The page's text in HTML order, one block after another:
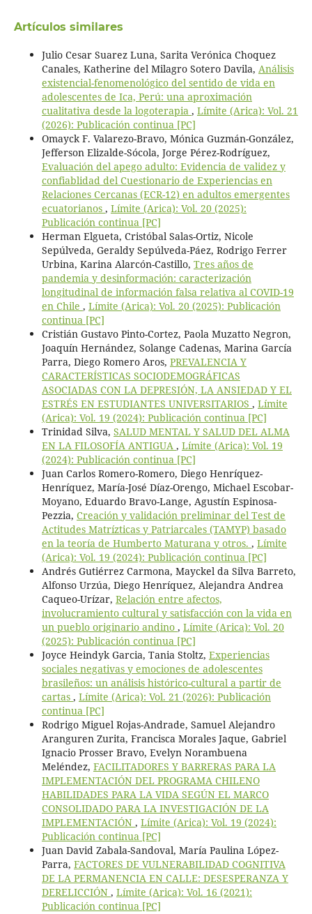
Artículos similares
Julio Cesar Suarez Luna, Sarita Verónica Choquez
Canales, Katherine del Milagro Sotero Davila, Análisis
existencial-fenomenológico del sentido de vida en
adolescentes de Ica, Perú: una aproximación
cualitativa desde la logoterapia , Límite (Arica): Vol. 21
(2026): Publicación continua [PC]
Omayck F. Valarezo-Bravo, Mónica Guzmán-González,
Jefferson Elizalde-Sócola, Jorge Pérez-Rodríguez,
Evaluación del apego adulto: Evidencia de validez y
confiablidad del Cuestionario de Experiencias en
Relaciones Cercanas (ECR-12) en adultos emergentes
ecuatorianos , Límite (Arica): Vol. 20 (2025):
Publicación continua [PC]
Herman Elgueta, Cristóbal Salas-Ortiz, Nicole
Sepúlveda, Geraldy Sepúlveda-Páez, Rodrigo Ferrer
Urbina, Karina Alarcón-Castillo, Tres años de
pandemia y desinformación: caracterización
longitudinal de información falsa relativa al COVID-19
en Chile , Límite (Arica): Vol. 20 (2025): Publicación
continua [PC]
Cristián Gustavo Pinto-Cortez, Paola Muzatto Negron,
Joaquín Hernández, Solange Cadenas, Marina García
Parra, Diego Romero Aros, PREVALENCIA Y
CARACTERÍSTICAS SOCIODEMOGRÁFICAS
ASOCIADAS CON LA DEPRESIÓN, LA ANSIEDAD Y EL
ESTRÉS EN ESTUDIANTES UNIVERSITARIOS , Límite
(Arica): Vol. 19 (2024): Publicación continua [PC]
Trinidad Silva, SALUD MENTAL Y SALUD DEL ALMA
EN LA FILOSOFÍA ANTIGUA , Límite (Arica): Vol. 19
(2024): Publicación continua [PC]
Juan Carlos Romero-Romero, Diego Henríquez-
Henríquez, María-José Díaz-Orengo, Michael Escobar-
Moyano, Eduardo Bravo-Lange, Agustín Espinosa-
Pezzia, Creación y validación preliminar del Test de
Actitudes Matrízticas y Patriarcales (TAMYP) basado
en la teoría de Humberto Maturana y otros. , Límite
(Arica): Vol. 19 (2024): Publicación continua [PC]
Andrés Gutiérrez Carmona, Mayckel da Silva Barreto,
Alfonso Urzúa, Diego Henríquez, Alejandra Andrea
Caqueo-Urízar, Relación entre afectos,
involucramiento cultural y satisfacción con la vida en
un pueblo originario andino , Límite (Arica): Vol. 20
(2025): Publicación continua [PC]
Joyce Heindyk Garcia, Tania Stoltz, Experiencias
sociales negativas y emociones de adolescentes
brasileños: un análisis histórico-cultural a partir de
cartas , Límite (Arica): Vol. 21 (2026): Publicación
continua [PC]
Rodrigo Miguel Rojas-Andrade, Samuel Alejandro
Aranguren Zurita, Francisca Morales Jaque, Gabriel
Ignacio Prosser Bravo, Evelyn Norambuena
Meléndez, FACILITADORES Y BARRERAS PARA LA
IMPLEMENTACIÓN DEL PROGRAMA CHILENO
HABILIDADES PARA LA VIDA SEGÚN EL MARCO
CONSOLIDADO PARA LA INVESTIGACIÓN DE LA
IMPLEMENTACIÓN , Límite (Arica): Vol. 19 (2024):
Publicación continua [PC]
Juan David Zabala-Sandoval, María Paulina López-
Parra, FACTORES DE VULNERABILIDAD COGNITIVA
DE LA PERMANENCIA EN CALLE: DESESPERANZA Y
DERELICCIÓN , Límite (Arica): Vol. 16 (2021):
Publicación continua [PC]